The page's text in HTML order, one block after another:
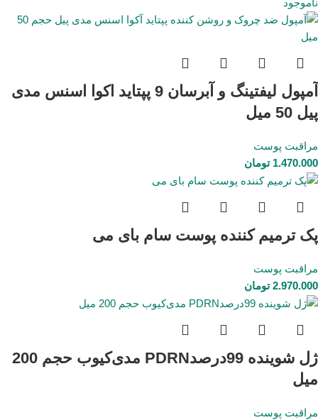
ناموجود
آمپول لیفتینگ و آبرسان 9 پپتاید اکوا اسنس مدی
پیل 50 میل
مراقبت پوست
1.470.000 تومان
پک ترمیم کننده پوست سام بای می
مراقبت پوست
2.970.000 تومان
ژل شوینده 99درصدPDRN مدی‌کیوب حجم 200
میل
مراقبت پوست